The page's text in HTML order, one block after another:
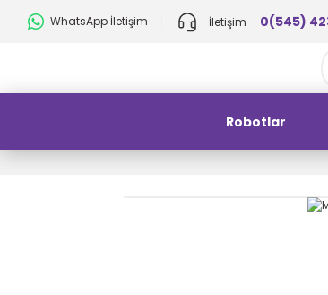
WhatsApp İletişim İletişim 0(545)
Robotlar